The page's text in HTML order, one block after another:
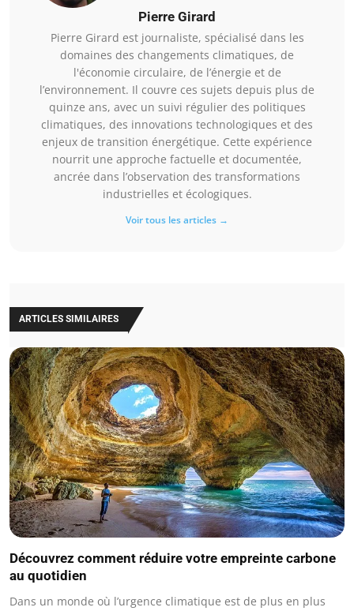
Pierre Girard
Pierre Girard est journaliste, spécialisé dans les
domaines des changements climatiques, de
l'économie circulaire, de l’énergie et de
l’environnement. Il couvre ces sujets depuis plus de
quinze ans, avec un suivi régulier des politiques
climatiques, des innovations technologiques et des
enjeux de transition énergétique. Cette expérience
nourrit une approche factuelle et documentée,
ancrée dans l’observation des transformations
industrielles et écologiques.
Voir tous les articles →
ARTICLES SIMILAIRES
Découvrez comment réduire votre empreinte carbone
au quotidien
Dans un monde où l’urgence climatique est de plus en plus